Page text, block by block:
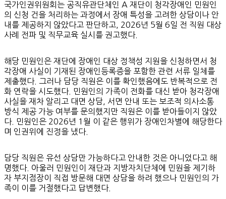
국가인권위원회는 공직유관단체인 A 재단이 청각장애인 민원인
의 신청 건을 처리하는 과정에서 장애 특성을 고려한 상담이나 안
내를 제공하지 않았다고 판단하고, 2026년 5월 6일 전 직원 대상
사례 전파 및 직무교육 실시를 권고했다.
해당 민원인은 재단에 장애인 대상 정책성 지원을 신청하면서 청
각장애 사실이 기재된 장애인등록증을 포함한 관련 서류 일체를
제출했다. 그러나 담당 직원은 이를 확인했음에도 반복적으로 전
화 연락을 시도했다. 민원인의 가족이 전화를 대신 받아 청각장애
사실을 재차 알리고 대면 상담, 서면 안내 또는 보조적 의사소통
방식 제공 가능 여부를 문의했지만 직원은 이를 받아들이지 않았
다. 민원인은 2026년 1월 이 같은 행위가 장애인차별에 해당한다
며 인권위에 진정을 냈다.
담당 직원은 유선 상담만 가능하다고 안내한 것은 아니었다고 해
명했다. 아울러 민원인이 재단과 지방자치단체에 민원을 제기하
자 부지점장이 직접 방문해 대면 상담을 하려 했으나 민원인의 가
족이 이를 거절했다고 답변했다.